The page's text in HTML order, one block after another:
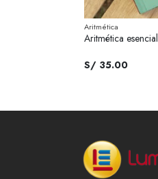
Aritmética
Aritmética esencial
S/ 35.00